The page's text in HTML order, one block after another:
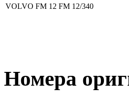
VOLVO FM 12 FM 12/340
Номера